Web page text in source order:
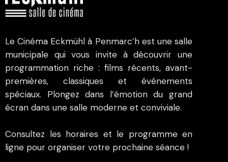
Le Cinéma Eckmühl à Penmarc’h est une salle
municipale qui vous invite à découvrir une
programmation riche : films récents, avant-
premières, classiques et événements
spéciaux. Plongez dans l’émotion du grand
écran dans une salle moderne et conviviale.
Consultez les horaires et le programme en
ligne pour organiser votre prochaine séance !